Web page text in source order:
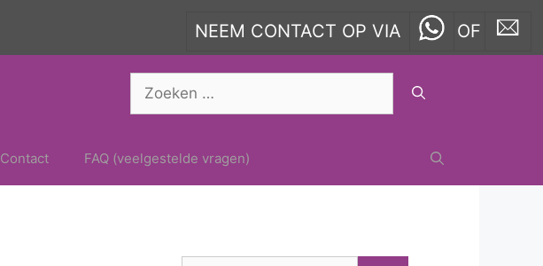
NEEM CONTACT OP VIA OF
naar:
Contact FAQ (veelgestelde vragen)